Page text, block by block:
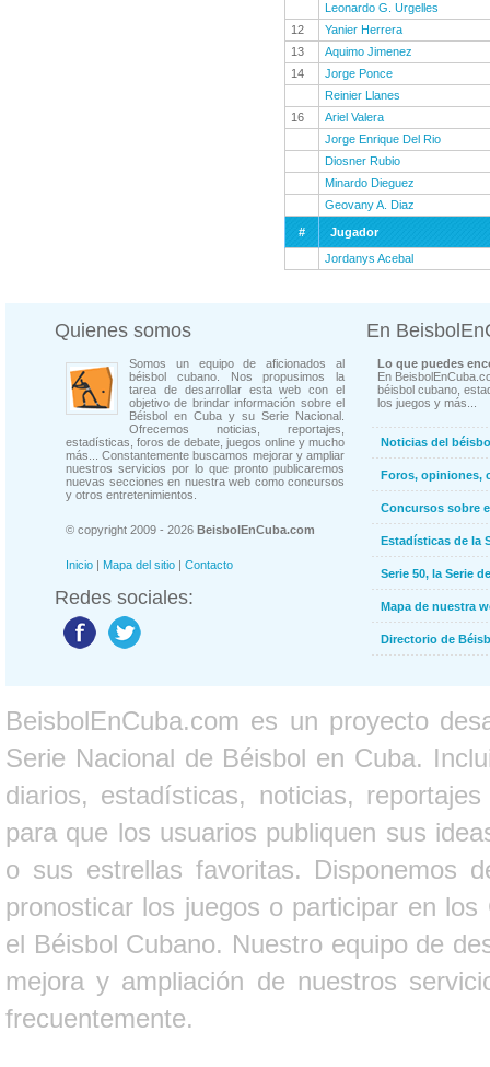
Leonardo G. Urgelles
12
Yanier Herrera
13
Aquimo Jimenez
14
Jorge Ponce
Reinier Llanes
16
Ariel Valera
Jorge Enrique Del Rio
Diosner Rubio
Minardo Dieguez
Geovany A. Diaz
#
Jugador
Jordanys Acebal
Quienes somos
Somos un equipo de aficionados al
béisbol cubano. Nos propusimos la
tarea de desarrollar esta web con el
objetivo de brindar información sobre el
Béisbol en Cuba y su Serie Nacional.
Ofrecemos noticias, reportajes,
estadísticas, foros de debate, juegos online y mucho
más... Constantemente buscamos mejorar y ampliar
nuestros servicios por lo que pronto publicaremos
nuevas secciones en nuestra web como concursos
y otros entretenimientos.
© copyright 2009 - 2026 BeisbolEnCuba.com
Inicio | Mapa del sitio | Contacto
Redes sociales:
En
Lo que puedes
En
béisbol cubano,
los juegos y más...
Noticias del
Foros, opiniones,
Concursos sobre
Estadísticas de la
Serie 50, la Serie
Mapa de nuestra
Directorio de
BeisbolEnCuba.com es un proyecto
Serie Nacional de Béisbol en Cuba.
diarios, estadísticas, noticias,
para que los usuarios publiquen sus
o sus estrellas favoritas. Disponemos
pronosticar los juegos o participar en
el Béisbol Cubano. Nuestro equipo de
mejora y ampliación de nuestros
frecuentemente.